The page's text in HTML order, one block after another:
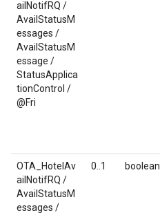
ailNotifRQ /
AvailStatusM
essages /
AvailStatusM
essage /
StatusApplica
tionControl /
@Fri
OTA_HotelAv
ailNotifRQ /
AvailStatusM
essages /
0..1 boolean